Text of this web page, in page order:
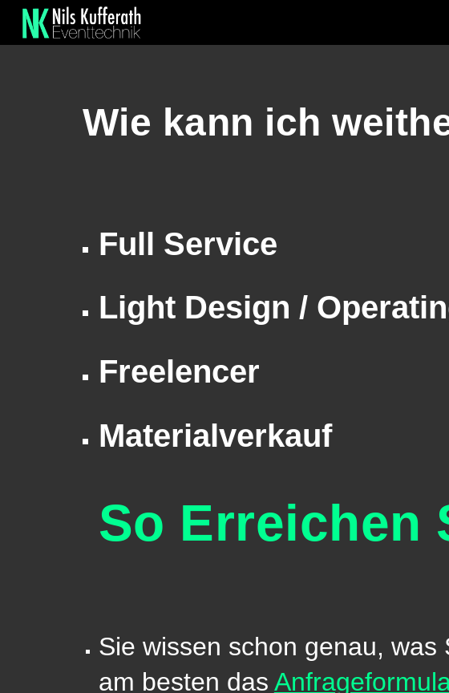
Wie kann ich
Full Service
Light Design /
Freelencer
Materialverkauf
So Erreichen
Sie wissen schon genau, was
am besten das